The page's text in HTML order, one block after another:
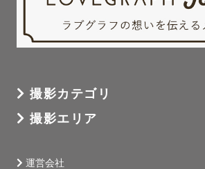
撮影カテゴリ
撮影エリア
運営会社